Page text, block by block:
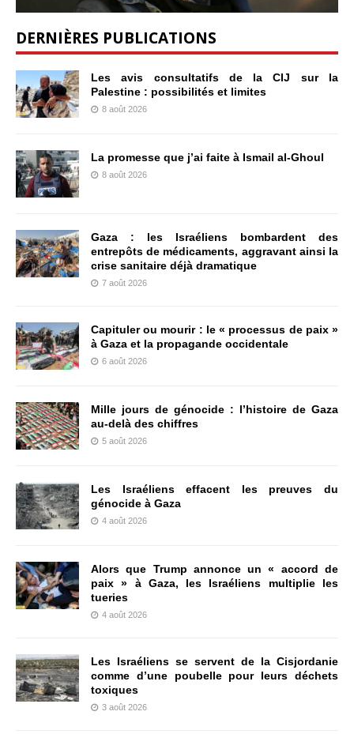
DERNIÈRES PUBLICATIONS
Les avis consultatifs de la CIJ sur la
Palestine : possibilités et limites
8 août 2026
La promesse que j’ai faite à Ismail al-Ghoul
8 août 2026
Gaza : les Israéliens bombardent des
entrepôts de médicaments, aggravant ainsi la
crise sanitaire déjà dramatique
7 août 2026
Capituler ou mourir : le « processus de paix »
à Gaza et la propagande occidentale
6 août 2026
Mille jours de génocide : l’histoire de Gaza
au-delà des chiffres
5 août 2026
Les Israéliens effacent les preuves du
génocide à Gaza
4 août 2026
Alors que Trump annonce un « accord de
paix » à Gaza, les Israéliens multiplie les
tueries
4 août 2026
Les Israéliens se servent de la Cisjordanie
comme d’une poubelle pour leurs déchets
toxiques
3 août 2026